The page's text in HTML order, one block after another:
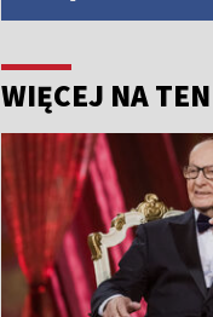
WIĘCEJ NA